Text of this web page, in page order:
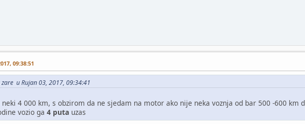
09:38:51
zare u Rujan 03, 2017, 09:34:41
neki 4 000 km, s obzirom da ne sjedam na motor ako nije neka voznja od bar 500 -600 km
vozio ga 4 puta uzas